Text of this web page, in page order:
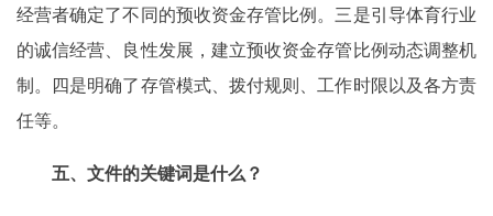
经营者确定了不同的预收资金存管比例。三是引导体育行业
的诚信经营、良性发展，建立预收资金存管比例动态调整机
制。四是明确了存管模式、拨付规则、工作时限以及各方责
任等。
五、文件的关键词是什么？